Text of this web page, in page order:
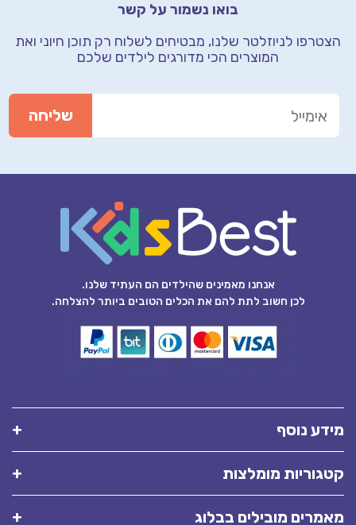
בואו נשמור על קשר
הצטרפו לניוזלטר שלנו, מבטיחים לשלוח רק תוכן חיוני ואת
המוצרים הכי מדורגים לילדים שלכם
אנחנו מאמינים שהילדים הם העתיד שלנו.
לכן חשוב לתת להם את הכלים הטובים ביותר להצלחה.
מידע נוסף
קטגוריות מומלצות
מאמרים מובילים בבלוג